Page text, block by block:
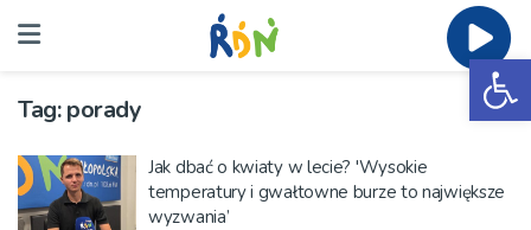
Tag:porady
Jak dbać o kwiaty w lecie? 'Wysokie
temperatury i gwałtowne burze to największe
wyzwania’